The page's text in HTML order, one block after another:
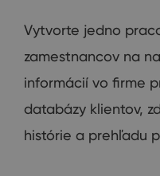
Vytvorte jedno
zamestnancov na
informácií vo firme
databázy klientov,
histórie a prehľadu